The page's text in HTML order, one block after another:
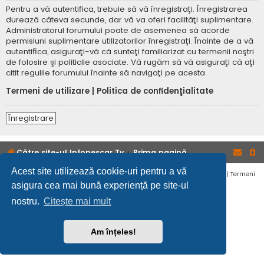
Acest site utilizează cookie-uri pentru a vă
asigura cea mai bună experiență pe site-ul
nostru. Citește mai mult
Am înțeles!
Pentru a vă autentifica, trebuie să vă înregistraţi. Înregistrarea
durează câteva secunde, dar vă va oferi facilităţi suplimentare.
Administratorul forumului poate de asemenea să acorde
permisiuni suplimentare utilizatorilor înregistraţi. Înainte de a vă
autentifica, asiguraţi-vă că sunteţi familiarizat cu termenii noştri
de folosire şi politicile asociate. Vă rugăm să vă asiguraţi că aţi
citit regulile forumului înainte să navigaţi pe acesta.
Termeni de utilizare
Politica de confidenţialitate
Înregistrare
Către site-ul Infopescar Tv Prima pagină
Confidențialitate | Termeni